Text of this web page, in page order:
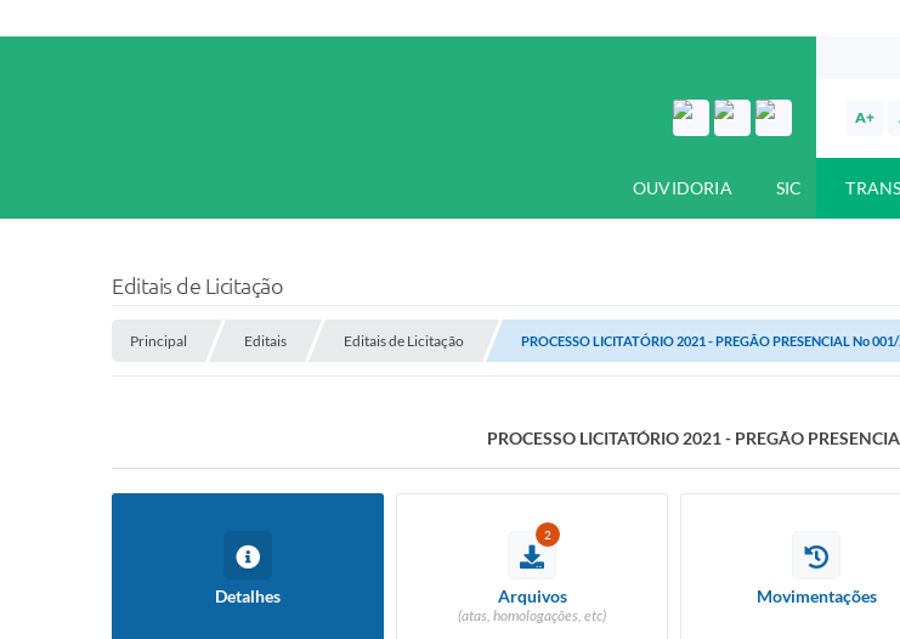
A+
OUVIDORIA SIC
Editais de Licitação
Principal Editais Editais de Licitação PROCESSO LICITATÓRIO 2021 - PREGÃO PRESENCIAL No
PROCESSO LICITATÓRIO 2021 - PREGÃO
Detalhes
2
Arquivos
(atas, homologações, etc)
Movimentações